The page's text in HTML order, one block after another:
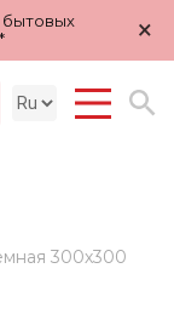
бытовых
×
300х300